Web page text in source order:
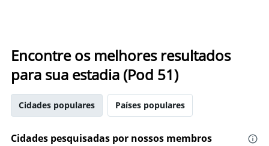
Encontre os melhores resultados
para sua estadia (Pod 51)
Cidades populares Países populares
Cidades pesquisadas por nossos membros